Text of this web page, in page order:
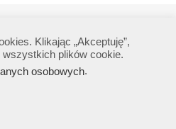
prywatności
NA GÓRĘ
Klikając „Akceptuję”,
plików cookie.
osobowych.